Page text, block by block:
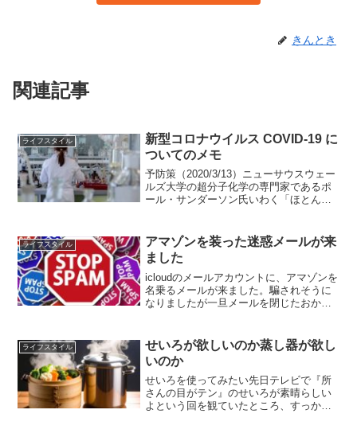
きんとき
関連記事
ライフスタイル
新型コロナウイルス COVID-19 に
ついてのメモ
予防策（2020/3/13）ニューサウスウェー
ルズ大学の超分子化学の専門家であるポ
ール・サンダーソン氏いわく「ほとんど
ナノ粒子」「ウイルスの中核であるRNA
を保護し...
ライフスタイル
アマゾンを装った迷惑メールが来
ました
icloudのメールアカウントに、アマゾンを
名乗るメールが来ました。騙されそうに
なりましたが一旦メールを閉じたおかげ
ると「カスタマーセンター」が「カスタ
マセンター」にな...
ライフスタイル
せいろが欲しいのか蒸し器が欲し
いのか
せいろを使ってみたい先日テレビで『所
さんの目がテン』のせいろが素晴らしい
よという回を観ていたところ、すっかり